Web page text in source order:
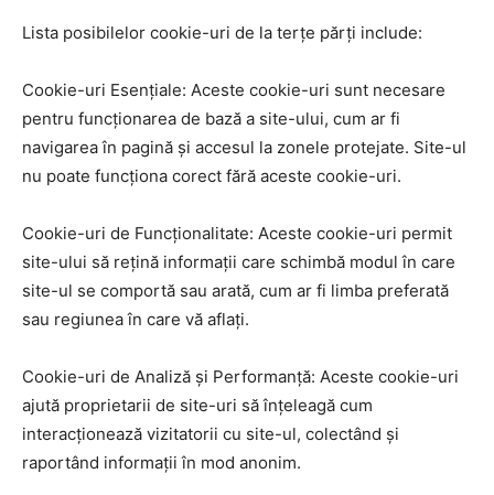
Lista posibilelor cookie-uri de la terțe părți include:
Cookie-uri Esențiale: Aceste cookie-uri sunt necesare
pentru funcționarea de bază a site-ului, cum ar fi
navigarea în pagină și accesul la zonele protejate. Site-ul
nu poate funcționa corect fără aceste cookie-uri.
Cookie-uri de Funcționalitate: Aceste cookie-uri permit
site-ului să rețină informații care schimbă modul în care
site-ul se comportă sau arată, cum ar fi limba preferată
sau regiunea în care vă aflați.
Cookie-uri de Analiză și Performanță: Aceste cookie-uri
ajută proprietarii de site-uri să înțeleagă cum
interacționează vizitatorii cu site-ul, colectând și
raportând informații în mod anonim.